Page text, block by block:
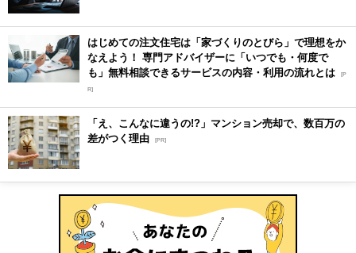
はじめての注文住宅は「家づくりのとびら」で理想をか
なえよう！ 専門アドバイザーに「いつでも・何度で
も」無料相談できるサービスの内容・利用の流れとは [P
R]
「え、こんなに違うの!?」マンション売却で、数百万の
差がつく理由 [PR]